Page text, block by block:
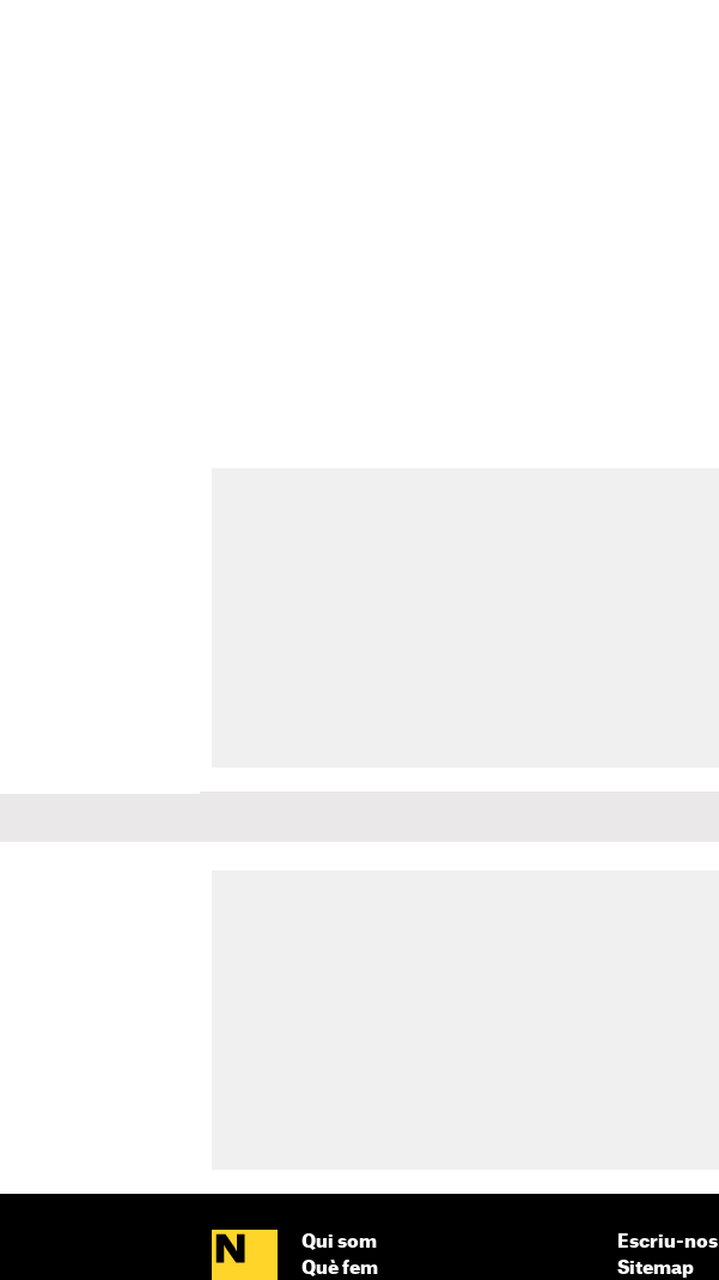
Qui som
Què fem
Escriu-nos
Sitemap